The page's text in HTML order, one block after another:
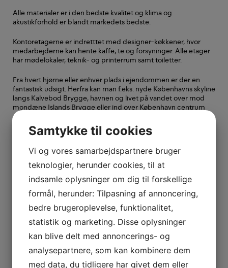
Alle materialer er i den bedste kvalitet og klima og
akustikforhold er blandt markedets bedste.
Kontoretagerne er indretttet med designer-køkkener, hvor
medarbejderne kan hente kaffe, te og forsyninger. Alle etager
har mødelokaler, teknik- og printerrum samt toiletter.
Fra hvert hjørne eller enhver plads i ejendommen er der en
fantastisk udsigt. Herfra kan man f.eks. nyde Københavns skyline
langs Kalvebod Brygge, havnen og livet på vandet over mod
mondæne Islands Brygge eller ind over København centrum
med Tivoli og Rådhustårnet.
Fællesfaciliteterne til ejendommen lever fuldt ud op til de krav
moderne kantine, et velekviperet fitnessrum med den bedste
kvalitet i udstyr, lyd og omgivelser, parkeringskælder også til
I ejendommen er der en meget høj standard inden for
mere. Disse services leveres af ISS.
Ejendommen
Denne ikoniske ejendom, der er hædret for sin “state-of -the-
art” arkitektur, signalerer innovation, succes og udvikling.
Samtykke til cookies
Vi og vores samarbejdspartnere bruger
teknologier, herunder cookies, til at
indsamle oplysninger om dig til forskellige
formål, herunder: Tilpasning af annoncering,
bedre brugeroplevelse, funktionalitet,
statistik og marketing. Disse oplysninger
kan blive delt med annoncerings- og
analysepartnere, som kan kombinere dem
med data, du tidligere har givet dem eller